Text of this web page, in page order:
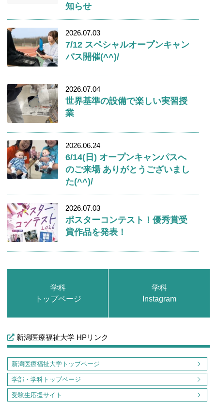
知らせ
2026.07.03
7/12 スペシャルオープンキャン
パス開催(^^)/
2026.07.04
世界基準の設備で楽しい実習授
業
2026.06.24
6/14(日) オープンキャンパスへ
のご来場 ありがとうございまし
た(^^)/
2026.07.03
ポスターコンテスト！優秀賞受
賞作品を発表！
学科
トップページ
学科
Instagram
新潟医療福祉大学 HPリンク
新潟医療福祉大学トップページ
学部・学科トップページ
受験生応援サイト